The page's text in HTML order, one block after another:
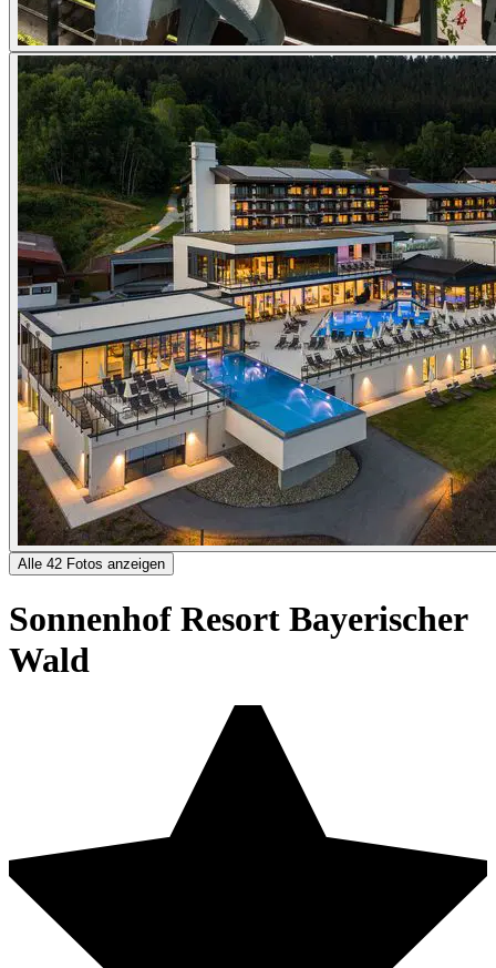
Alle 42 Fotos anzeigen
Sonnenhof Resort Bayerischer
Wald